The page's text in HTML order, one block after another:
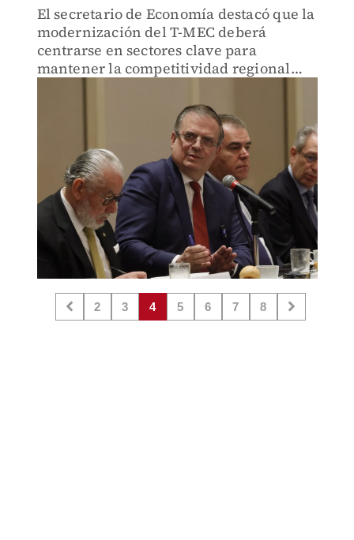
El secretario de Economía destacó que la
modernización del T-MEC deberá
centrarse en sectores clave para
mantener la competitividad regional
2 3 4 5 6 7 8